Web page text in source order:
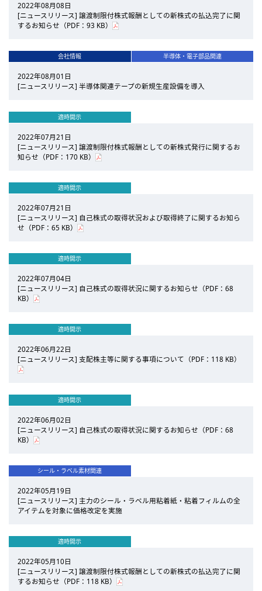
2022年08月08日
[ニュースリリース] 譲渡制限付株式報酬としての新株式の払込完了に関
するお知らせ（PDF：93 KB）
会社情報 半導体・電子部品関連
2022年08月01日
[ニュースリリース] 半導体関連テープの新規生産設備を導入
適時開示
2022年07月21日
[ニュースリリース] 譲渡制限付株式報酬としての新株式発行に関するお
知らせ（PDF：170 KB）
適時開示
2022年07月21日
[ニュースリリース] 自己株式の取得状況および取得終了に関するお知ら
せ（PDF：65 KB）
適時開示
2022年07月04日
[ニュースリリース] 自己株式の取得状況に関するお知らせ（PDF：68
KB）
適時開示
2022年06月22日
[ニュースリリース] 支配株主等に関する事項について（PDF：118 KB）
適時開示
2022年06月02日
[ニュースリリース] 自己株式の取得状況に関するお知らせ（PDF：68
KB）
シール・ラベル素材関連
2022年05月19日
[ニュースリリース] 主力のシール・ラベル用粘着紙・粘着フィルムの全
アイテムを対象に価格改定を実施
適時開示
2022年05月10日
[ニュースリリース] 譲渡制限付株式報酬としての新株式の払込完了に関
するお知らせ（PDF：118 KB）